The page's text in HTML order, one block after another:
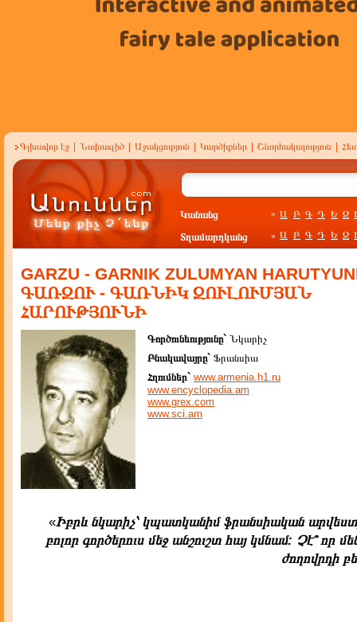
Գլխավոր էջ Նախագիծ Աջակցություն Կարծիքներ Շնորհակալություն
Կանանց » Ա Բ Գ Դ Ե Զ
Տղամարդկանց » Ա Բ Գ Դ Ե Զ
GARZU - GARNIK ZULUMYAN
ԳԱՌԶՈՒ - ԳԱՌՆԻԿ ԶՈՒԼՈՒՄՅԱՆ
ՀԱՐՈՒԹՅՈՒՆԻ
Գործունեությունը` Նկարիչ
Բնակավայրը` Ֆրանսիա
Հղումներ` www.armenia.h1.ru
www.encyclopedia.am
www.grex.com
www.sci.am
«Իբրև նկարիչ՝ կպատկանիմ ֆրանսիական
բոլոր գործերուս մեջ անշուշտ հայ կմնամ: Չէ՞ որ
ժողովրդի